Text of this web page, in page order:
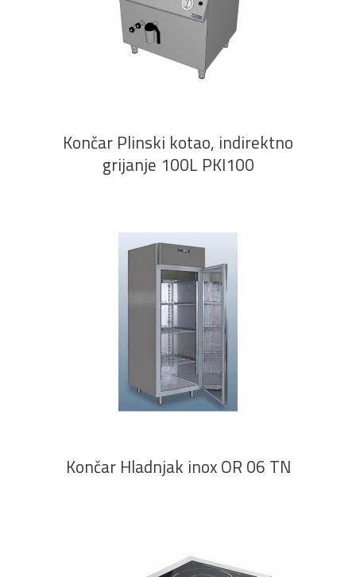
PROČITAJ VIŠE
Končar Plinski kotao, indirektno
grijanje 100L PKI100
PROČITAJ VIŠE
Končar Hladnjak inox OR 06 TN